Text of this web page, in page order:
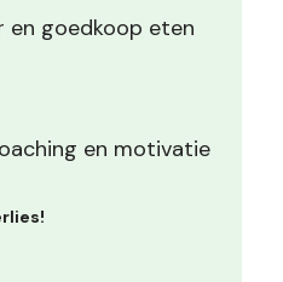
en goedkoop eten
en motivatie